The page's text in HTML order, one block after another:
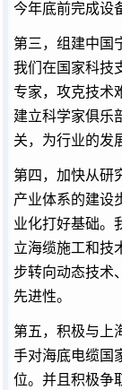
今年底前完成设
第三，组建中国
我们在国家科技
专家，攻克技术
建立科学家俱乐
关，为行业的发
第四，加快从研
产业体系的建设
业化打好基础。
立海缆施工和技
步转向动态技术
先进性。
第五，积极与上
手对海底电缆国
位。并且积极争